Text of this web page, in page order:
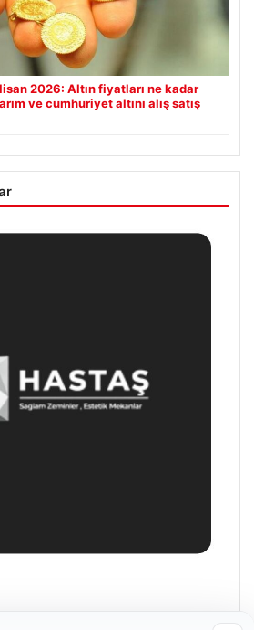
2026: Altın fiyatları ne kadar
ve cumhuriyet altını alış satış